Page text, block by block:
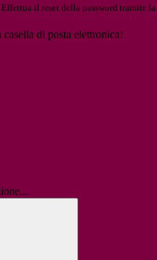
il reset della password tramite la
di posta elettronica!